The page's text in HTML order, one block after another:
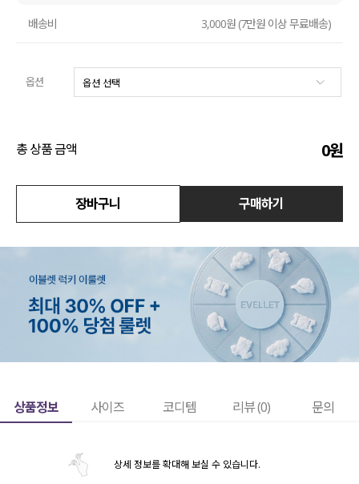
니트배송비 3,000원 (7만원 이상 무료배송)
옵션
총 상품 금액 0원
장바구니 구매하기
상품정보 사이즈 코디템 리뷰 (0) 문의
상세 정보를 확대해 보실 수 있습니다.